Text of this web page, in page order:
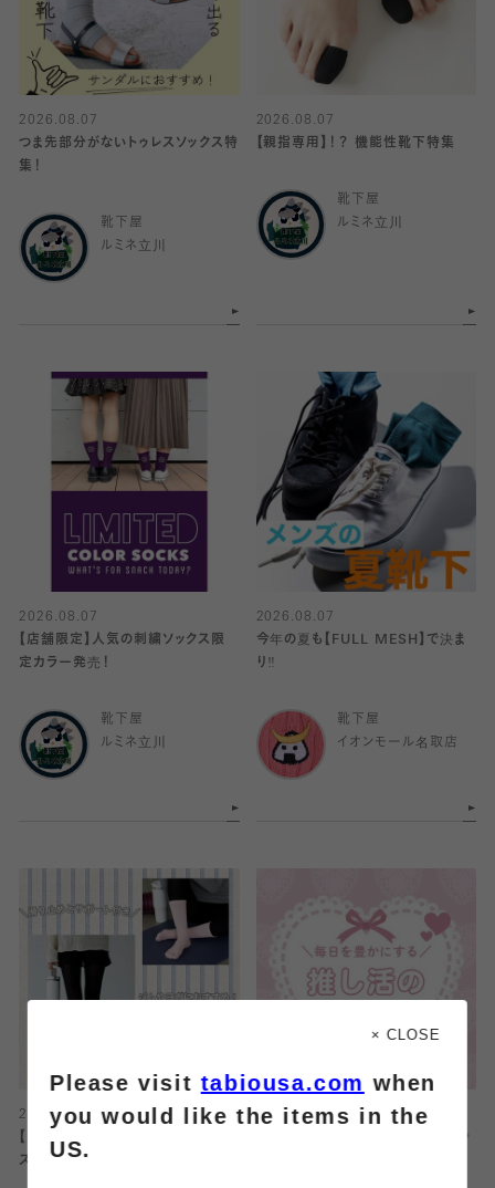
2026.08.07
つま先部分がないトゥレスソックス特
集！
靴下屋
ルミネ立川
2026.08.07
【親指専用】！？ 機能性靴下特集
靴下屋
ルミネ立川
2026.08.07
【店舗限定】人気の刺繍ソックス限
定カラー発売！
靴下屋
ルミネ立川
2026.08.07
今年の夏も【FULL MESH】で決ま
り️‼️
靴下屋
イオンモール名取店
2026.08.07
【ジムやヨガにおすすめ】フィットネ
スソックス
2026.08.07
【推し活】カラーソックスで現場に🩷
× CLOSE
Please visittabiousa.com when
you would like the items in the
US.